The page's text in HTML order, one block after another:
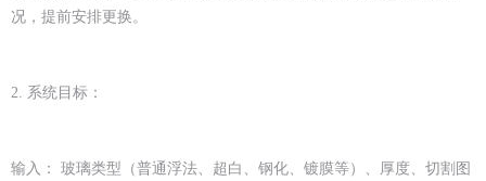
况，提前安排更换。
2. 系统目标：
输入： 玻璃类型（普通浮法、超白、钢化、镀膜等）、厚度、切割图